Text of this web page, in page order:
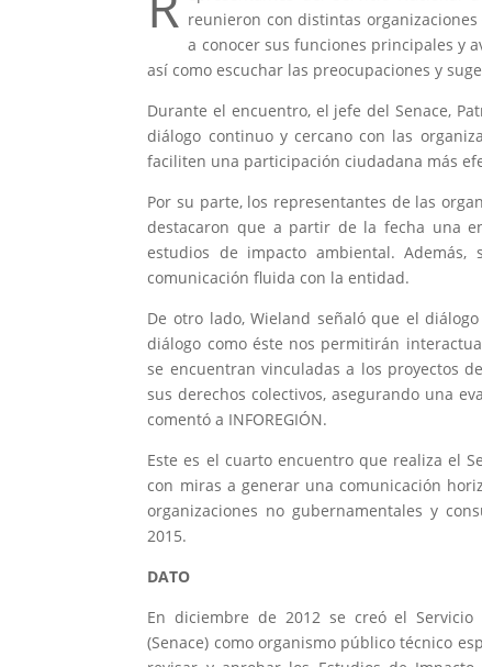
reunieron con distintas
a conocer sus funciones principales y
así como escuchar las preocupaciones y
Durante el encuentro, el jefe del Senace,
diálogo continuo y cercano con las
faciliten una participación ciudadana más
Por su parte, los representantes de las
destacaron que a partir de la fecha una
estudios de impacto ambiental.
comunicación fluida con la entidad.
De otro lado, Wieland señaló que el
diálogo como éste nos permitirán
se encuentran vinculadas a los proyectos
sus derechos colectivos, asegurando una
comentó a INFOREGIÓN.
Este es el cuarto encuentro que realiza el
con miras a generar una comunicación
organizaciones no gubernamentales y
2015.
DATO
En diciembre de 2012 se creó el Servicio
(Senace) como organismo público técnico